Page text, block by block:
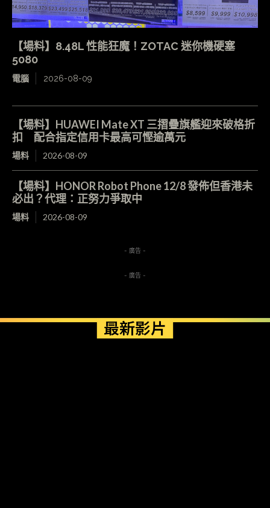
【場料】8.48L 性能狂魔！ZOTAC 迷你機硬塞
5080
電腦 2026-08-09
【場料】HUAWEI Mate XT 三摺疊旗艦迎來破格折
扣 配合指定信用卡最高可慳逾萬元
場料 2026-08-09
【場料】HONOR Robot Phone 12/8 發佈但香港未
必出？代理：正努力爭取中
場料 2026-08-09
- 廣告 -
- 廣告 -
最新影片